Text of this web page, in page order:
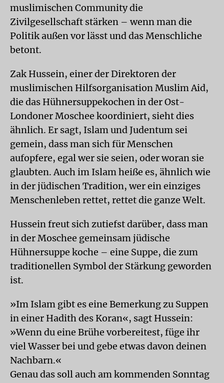
muslimischen Community die
Zivilgesellschaft stärken – wenn man die
Politik außen vor lässt und das Menschliche
betont.
Zak Hussein, einer der Direktoren der
muslimischen Hilfsorganisation Muslim Aid,
die das Hühnersuppekochen in der Ost-
Londoner Moschee koordiniert, sieht dies
ähnlich. Er sagt, Islam und Judentum sei
gemein, dass man sich für Menschen
aufopfere, egal wer sie seien, oder woran sie
glaubten. Auch im Islam heiße es, ähnlich wie
in der jüdischen Tradition, wer ein einziges
Menschenleben rettet, rettet die ganze Welt.
Hussein freut sich zutiefst darüber, dass man
in der Moschee gemeinsam jüdische
Hühnersuppe koche – eine Suppe, die zum
traditionellen Symbol der Stärkung geworden
ist.
»Im Islam gibt es eine Bemerkung zu Suppen
in einer Hadith des Koran«, sagt Hussein:
»Wenn du eine Brühe vorbereitest, füge ihr
viel Wasser bei und gebe etwas davon deinen
Nachbarn.«
Genau das soll auch am kommenden Sonntag